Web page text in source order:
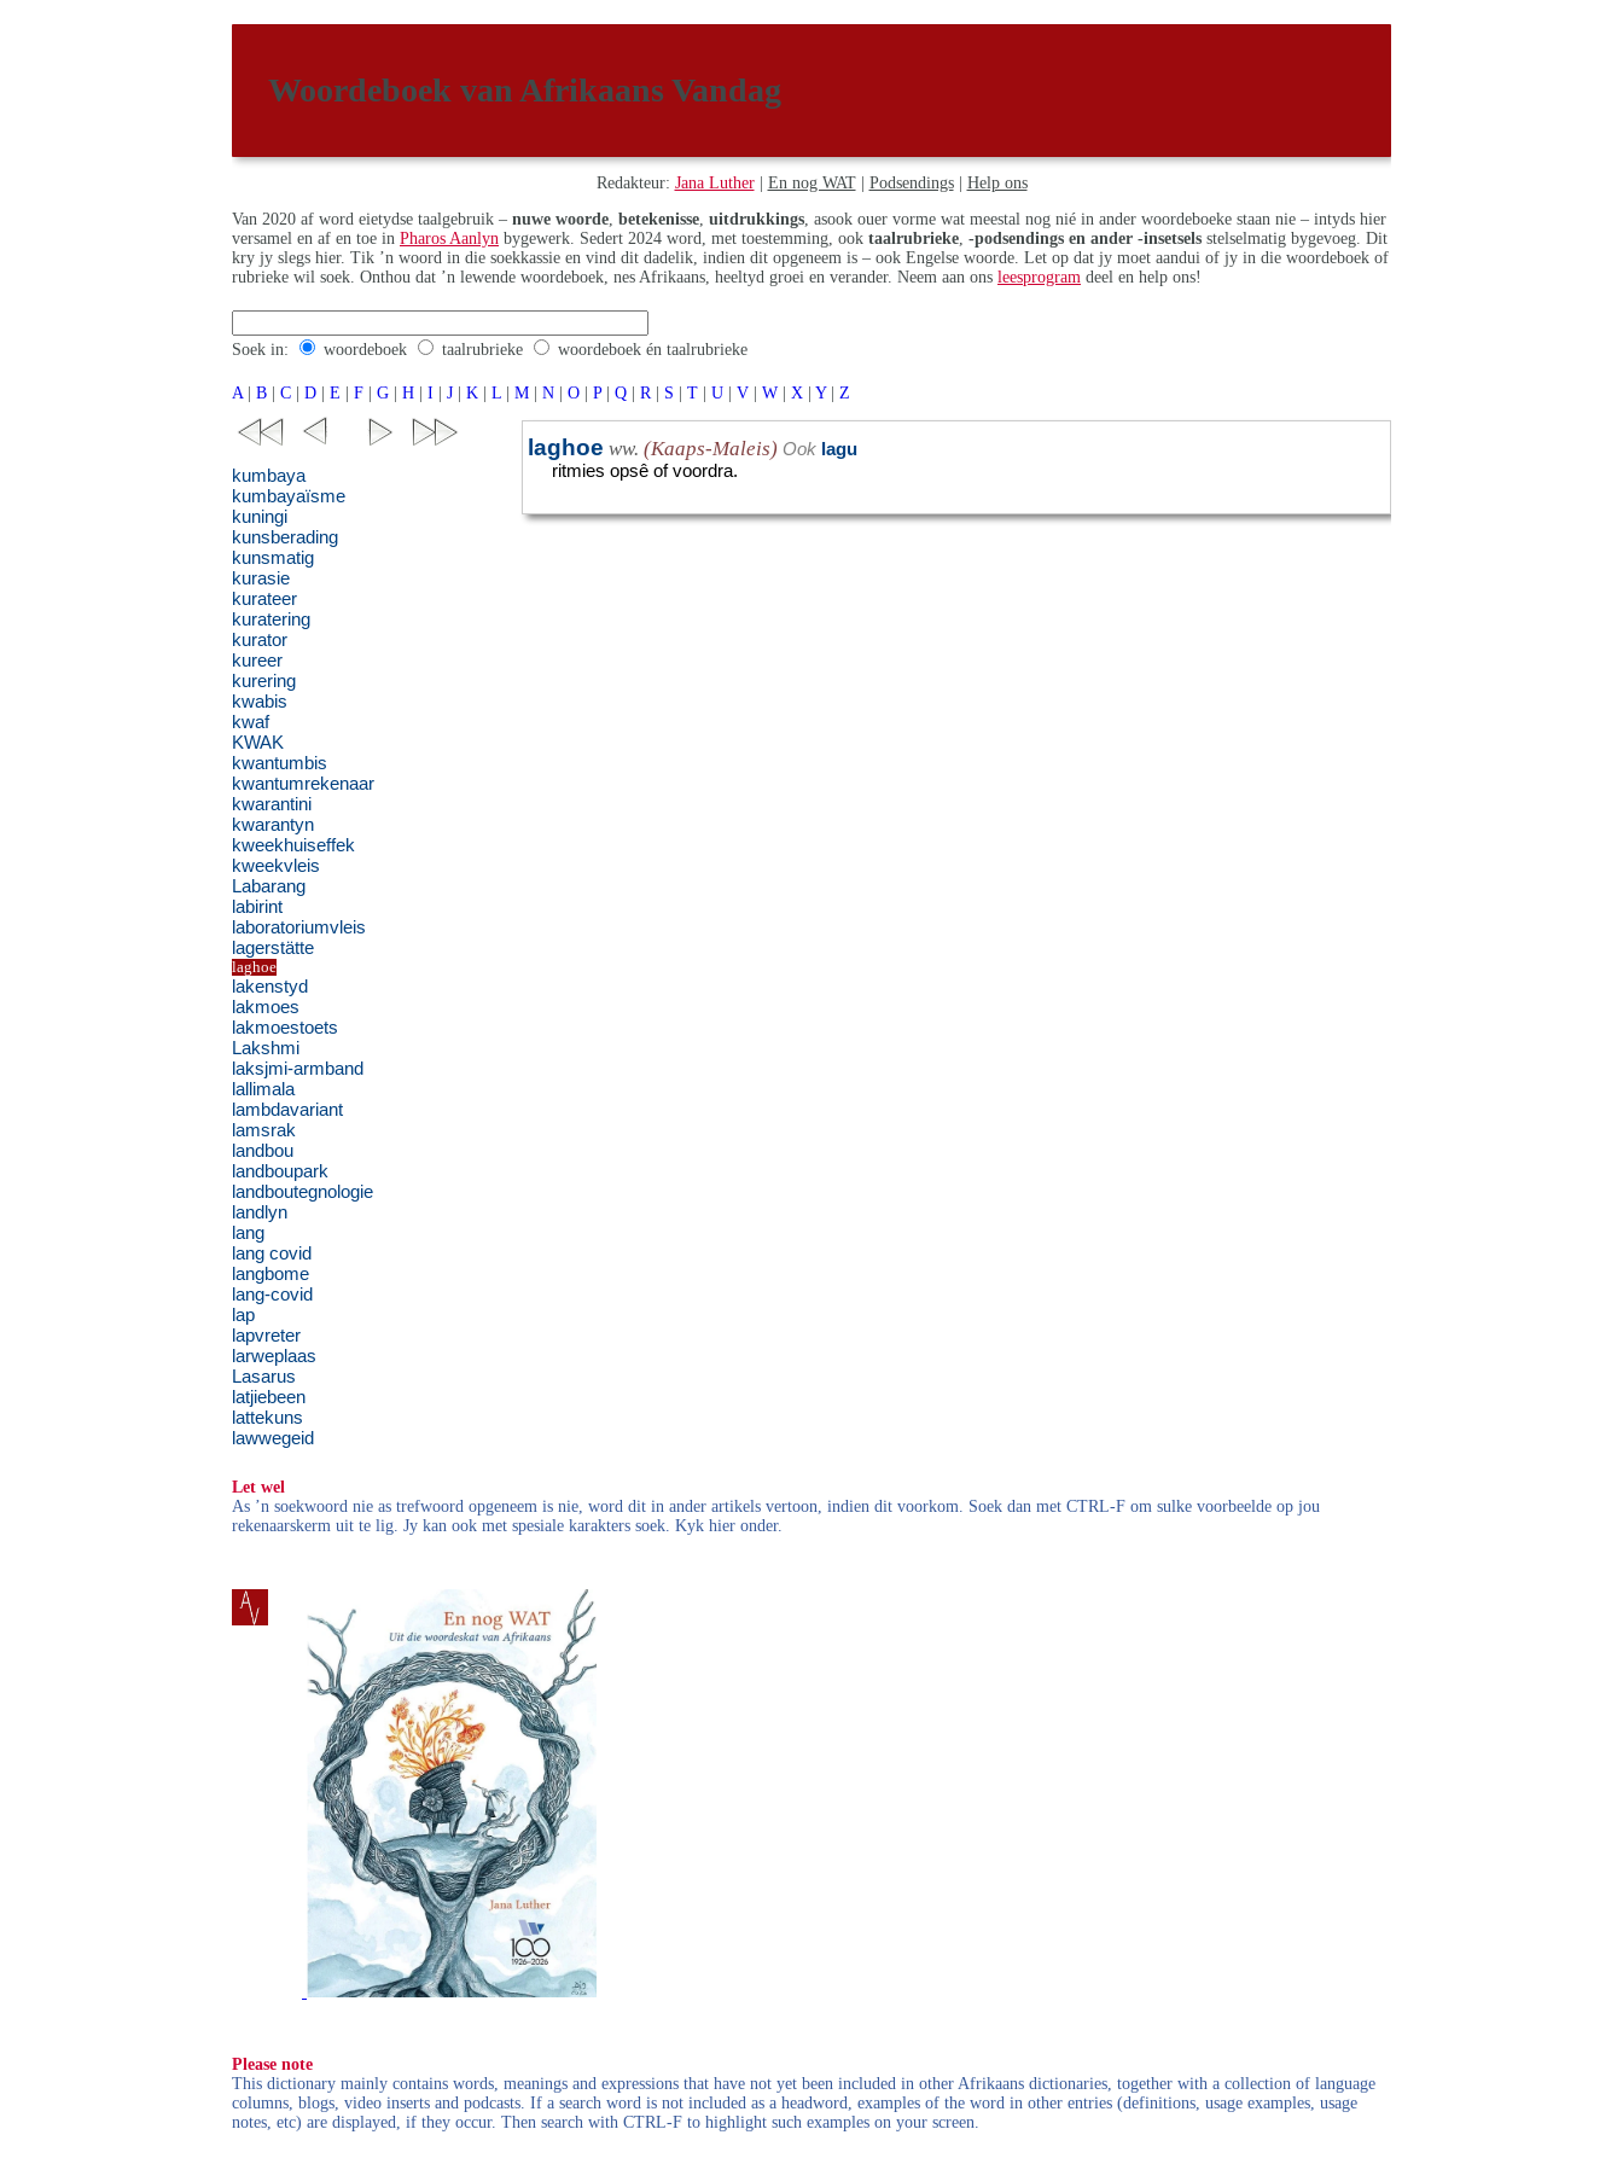
Woordeboek van Afrikaans Vandag
Redakteur: Jana Luther| En nog WAT| Podsendings| Help ons
Van 2020 af word eietydse taalgebruik – nuwe woorde betekenisse uitdrukkings , asook ouer vorme wat meestal nog nié in ander woordeboeke staan nie – intyds hier
versamel en af en toe in Pharos Aanlyn bygewerk. Sedert 2024 word, met toestemming, ook taalrubrieke -podsendings en ander -insetsels stelselmatig bygevoeg. Dit
kry jy slegs hier. Tik ’n woord in die soekkassie en vind dit dadelik, indien dit opgeneem is – ook Engelse woorde. Let op dat jy moet aandui of jy in die woordeboek of
rubrieke wil soek. Onthou dat ’n lewende woordeboek, nes Afrikaans, heeltyd groei en verander. Neem aan ons leesprogram deel en help ons!
Soek in: woordeboek taalrubrieke woordeboek én taalrubrieke
A | B | C | D | E | F | G | H | I | J | K | L | M | N | O | P | Q | R | S | T | U | V | W | X | Y | Z
laghoe ww. (Kaaps-Maleis) Ook lagu
ritmies opsê of voordra.
kumbaya
kumbayaïsme
kuningi
kunsberading
kunsmatig
kurasie
kurateer
kuratering
kurator
kureer
kurering
kwabis
kwaf
KWAK
kwantumbis
kwantumrekenaar
kwarantini
kwarantyn
kweekhuiseffek
kweekvleis
Labarang
labirint
laboratoriumvleis
lagerstätte
laghoe
lakenstyd
lakmoes
lakmoestoets
Lakshmi
laksjmi-armband
lallimala
lambdavariant
lamsrak
landbou
landboupark
landboutegnologie
landlyn
lang
lang covid
langbome
lang-covid
lap
lapvreter
larweplaas
Lasarus
latjiebeen
lattekuns
lawwegeid
Let wel
As ’n soekwoord nie as trefwoord opgeneem is nie, word dit in ander artikels vertoon, indien dit voorkom. Soek dan met CTRL-F om sulke voorbeelde op jou
rekenaarskerm uit te lig. Jy kan ook met spesiale karakters soek. Kyk hier onder.
Please note
This dictionary mainly contains words, meanings and expressions that have not yet been included in other Afrikaans dictionaries, together with a collection of language
columns, blogs, video inserts and podcasts. If a search word is not included as a headword, examples of the word in other entries (definitions, usage examples, usage
notes, etc) are displayed, if they occur. Then search with CTRL-F to highlight such examples on your screen.